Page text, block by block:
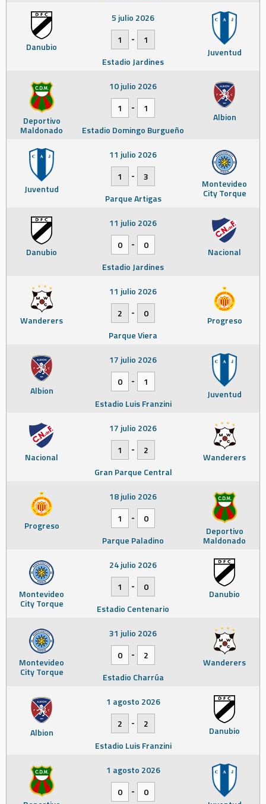
Danubio Juventud
5 julio 2026
1
-
1
Estadio Jardines
Deportivo
Maldonado
Albion
10 julio 2026
1
-
1
Estadio Domingo Burgueño
Juventud Montevideo
City Torque
11 julio 2026
1
-
3
Parque Artigas
Danubio Nacional
11 julio 2026
0
-
0
Estadio Jardines
Wanderers Progreso
11 julio 2026
2
-
0
Parque Viera
Albion Juventud
17 julio 2026
0
-
1
Estadio Luis Franzini
Nacional Wanderers
17 julio 2026
1
-
2
Gran Parque Central
Progreso Deportivo
Maldonado
18 julio 2026
1
-
0
Parque Paladino
Montevideo
City Torque
Danubio
24 julio 2026
1
-
0
Estadio Centenario
Montevideo
City Torque
Wanderers
31 julio 2026
0
-
2
Estadio Charrúa
Albion Danubio
1 agosto 2026
2
-
2
Estadio Luis Franzini
1 agosto 2026
0
- 0